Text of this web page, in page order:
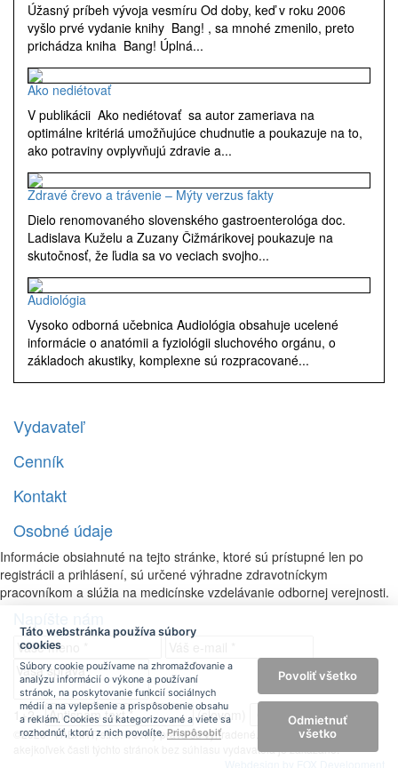
Úžasný príbeh vývoja vesmíru Od doby, keď v roku 2006
vyšlo prvé vydanie knihy Bang! , sa mnohé zmenilo, preto
prichádza kniha Bang! Úplná...
Ako nediétovať
V publikácii Ako nediétovať sa autor zameriava na
optimálne kritériá umožňujúce chudnutie a poukazuje na to,
ako potraviny ovplyvňujú zdravie a...
Zdravé črevo a trávenie – Mýty verzus fakty
Dielo renomovaného slovenského gastroenterológa doc.
Ladislava Kuželu a Zuzany Čižmárikovej poukazuje na
skutočnosť, že ľudia sa vo veciach svojho...
Audiológia
Vysoko odborná učebnica Audiológia obsahuje ucelené
informácie o anatómii a fyziológii sluchového orgánu, o
základoch akustiky, komplexne sú rozpracované...
Vydavateľ
Cenník
Kontakt
Osobné údaje
Informácie obsiahnuté na tejto stránke, ktoré sú prístupné len po
registrácii a prihlásení, sú určené výhradne zdravotníckym
pracovníkom a slúžia na medicínske vzdelávanie odbornej verejnosti.
1+2= (slovom)
©2026 - FABART, s.r.o. Všetky práva sú vyhradené. Kopírovanie a použitie
akejkoľvek časti týchto stránok bez súhlasu vydavateľa je zakázané.
Táto webstránka používa súbory
cookies
Súbory cookie používame na zhromažďovanie a
analýzu informácií o výkone a používaní
stránok, na poskytovanie funkcií sociálnych
médií a na vylepšenie a prispôsobenie obsahu
a reklám. Cookies sú kategorizované a viete sa
rozhodnúť, ktorú z nich povolíte.Prispôsobiť
Povoliť všetko
Odmietnuť
všetko